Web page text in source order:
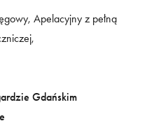
Apelacyjny z pełną
Gdańskim